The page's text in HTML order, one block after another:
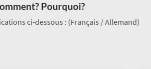
Pourquoi?
ci-dessous : (Français / Allemand)